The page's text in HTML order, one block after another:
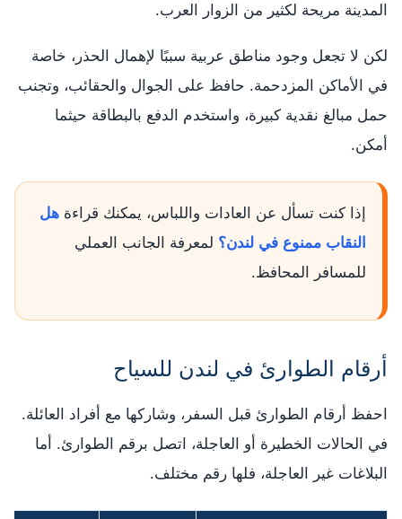
المدينة مريحة لكثير من الزوار العرب.
لكن لا تجعل وجود مناطق عربية سببًا لإهمال الحذر، خاصة
في الأماكن المزدحمة. حافظ على الجوال والحقائب، وتجنب
حمل مبالغ نقدية كبيرة، واستخدم الدفع بالبطاقة حيثما
أمكن.
إذا كنت تسأل عن العادات واللباس، يمكنك قراءة هل
النقاب ممنوع في لندن؟ لمعرفة الجانب العملي
للمسافر المحافظ.
أرقام الطوارئ في لندن للسياح
احفظ أرقام الطوارئ قبل السفر، وشاركها مع أفراد العائلة.
في الحالات الخطيرة أو العاجلة، اتصل برقم الطوارئ. أما
البلاغات غير العاجلة، فلها رقم مختلف.